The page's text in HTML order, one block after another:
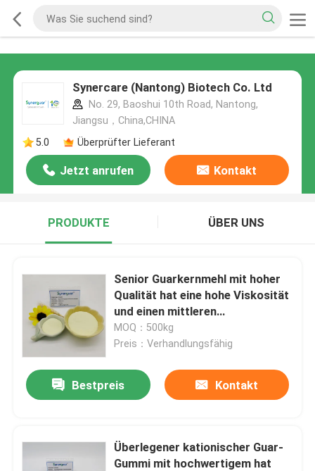
Synercare (Nantong) Biotech Co. Ltd
No. 29, Baoshui 10th Road, Nantong,
Jiangsu，China,CHINA
5.0
Überprüfter Lieferant
Jetzt anrufen Kontakt
PRODUKTE ÜBER UNS
Senior Guarkernmehl mit hoher
Qualität hat eine hohe Viskosität
und einen mittleren
Substitutionsgrad für die
Haarpflege
MOQ：500kg
Preis：Verhandlungsfähig
Bestpreis Kontakt
Überlegener kationischer Guar-
Gummi mit hochwertigem hat